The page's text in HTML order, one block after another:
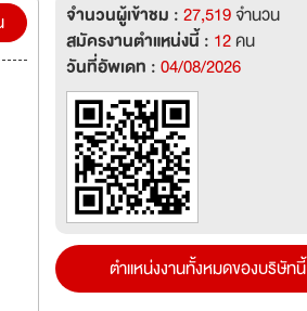
จำนวนผู้เข้าชม :27,519จำนวน
สมัครงานตำแหน่งนี้ : 12คน
วันที่อัพเดท :04/08/2026
ตำแหน่งงานทั้งหมดของบริษัทนี้